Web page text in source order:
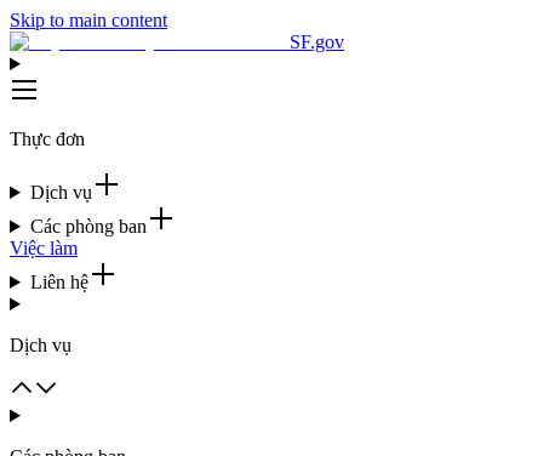
Skip to main content
SF.gov
Thực đơn
Dịch vụ
Các phòng ban
Việc làm
Liên hệ
Dịch vụ